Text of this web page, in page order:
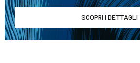
SCOPRI I DETTAGLI